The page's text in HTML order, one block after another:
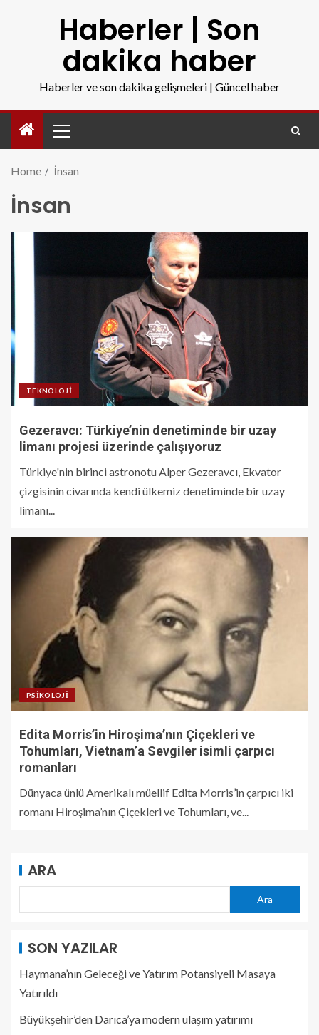
Haberler | Son
dakika haber
Haberler ve son dakika gelişmeleri | Güncel haber
Home İnsan
İnsan
TEKNOLOJI
Gezeravcı: Türkiye’nin denetiminde bir uzay
limanı projesi üzerinde çalışıyoruz
Türkiye'nin birinci astronotu Alper Gezeravcı, Ekvator
çizgisinin civarında kendi ülkemiz denetiminde bir uzay
limanı...
PSIKOLOJI
Edita Morris’in Hiroşima’nın Çiçekleri ve
Tohumları, Vietnam’a Sevgiler isimli çarpıcı
romanları
Dünyaca ünlü Amerikalı müellif Edita Morris’in çarpıcı iki
romanı Hiroşima’nın Çiçekleri ve Tohumları, ve...
ARA
Ara
SON YAZILAR
Haymana’nın Geleceği ve Yatırım Potansiyeli Masaya
Yatırıldı
Büyükşehir’den Darıca’ya modern ulaşım yatırımı